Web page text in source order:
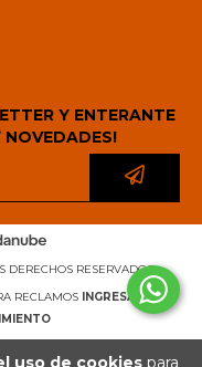
uso de cookiespara
Y ENTERANTE
NOVEDADES!
DERECHOS RESERVADOS.
RECLAMOS
INGRESÁ ACÁ.